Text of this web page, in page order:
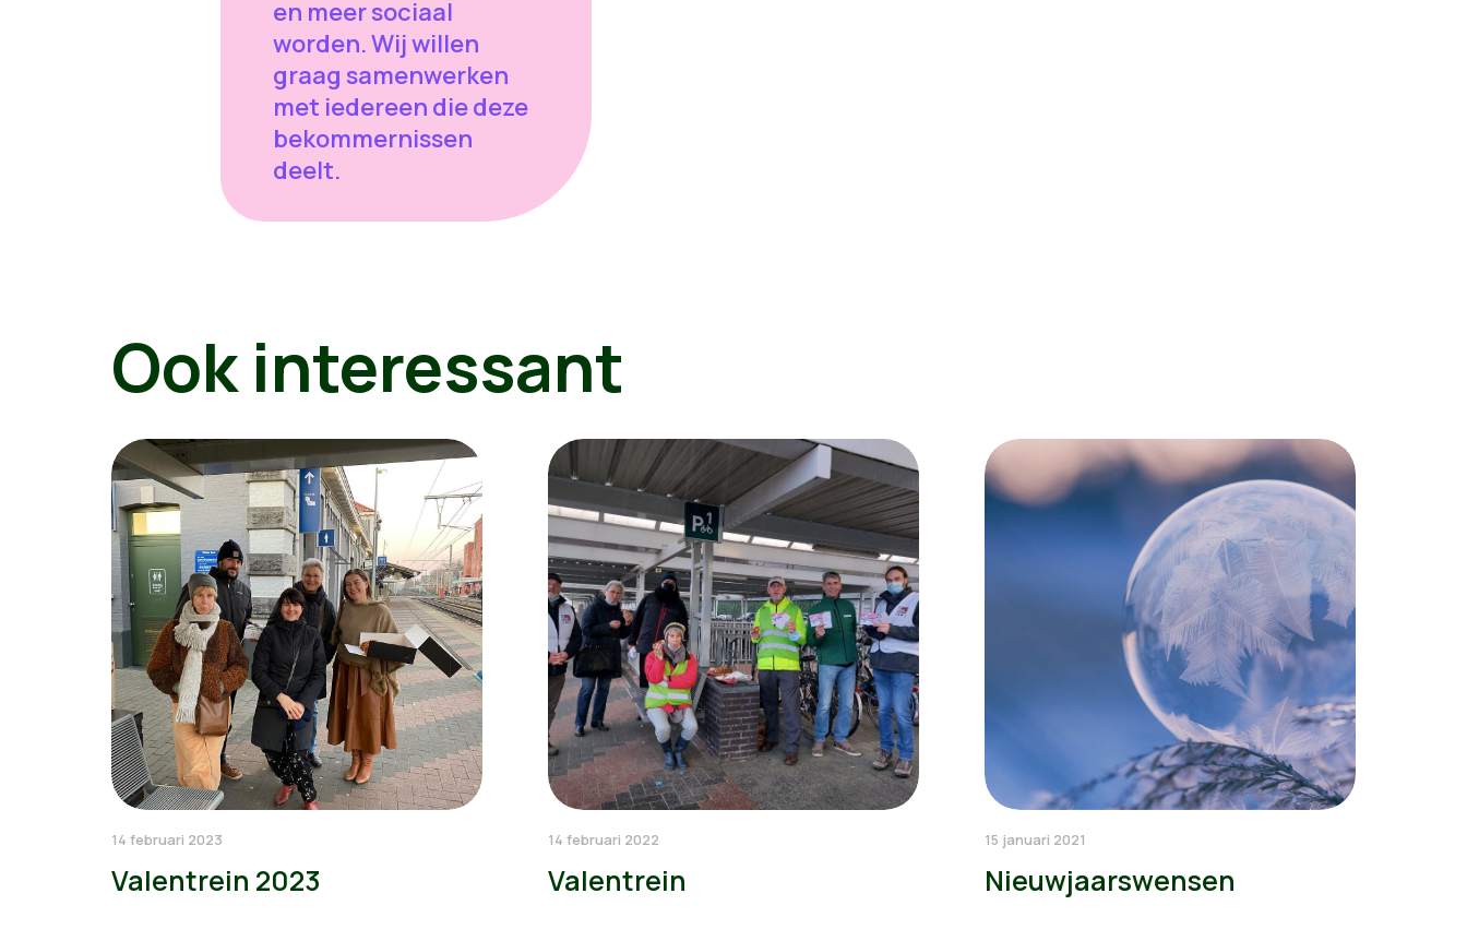
en meer sociaal
worden. Wij willen
graag samenwerken
met iedereen die deze
bekommernissen
deelt.
Ook interessant
14 februari 2023
Valentrein 2023
14 februari 2022
Valentrein
15 januari 2021
Nieuwjaarswensen